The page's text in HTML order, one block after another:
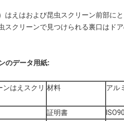
はえはおよび昆虫スクリーン前部に
スクリーンで見つけられる裏口はド
のデータ用紙:
ンはえスクリ 材料 アル
証明書